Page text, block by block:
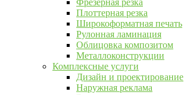
Фрезерная резка
Плоттерная резка
Широкоформатная печать
Рулонная ламинация
Облицовка композитом
Металлоконструкции
Комплексные услуги
Дизайн и проектирование
Наружная реклама